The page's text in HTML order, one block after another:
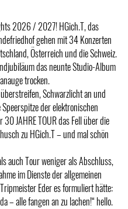
2026 / 2027! HGich.T, das
gehen mit 34 Konzerten
Österreich und die Schweiz.
das neunte Studio-Album
trocken.
Schwarzlicht an und
der elektronischen
JAHRE TOUR das Fell über die
zu HGich.T – und mal schön
auch Tour weniger als Abschluss,
im Dienste der allgemeinen
Eder es formuliert hätte:
– alle fangen an zu lachen!“ hello.